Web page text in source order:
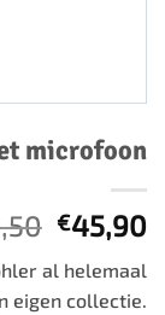
microfoon
prijs
was:
€45,90
al helemaal
eigen collectie.